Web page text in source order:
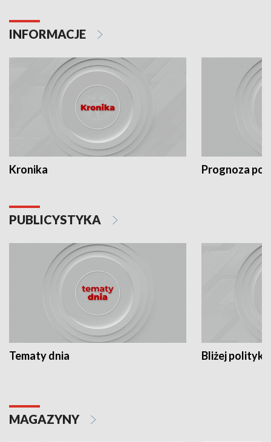
INFORMACJE
Kronika Prognoza
PUBLICYSTYKA
Tematy dnia Bliżej polityki
MAGAZYNY